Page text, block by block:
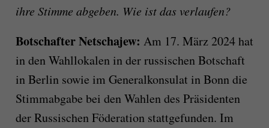
ihre Stimme abgeben. Wie ist das verlaufen?
Botschafter Netschajew: Am 17. März 2024 hat
in den Wahllokalen in der russischen Botschaft
in Berlin sowie im Generalkonsulat in Bonn die
Stimmabgabe bei den Wahlen des Präsidenten
der Russischen Föderation stattgefunden. Im